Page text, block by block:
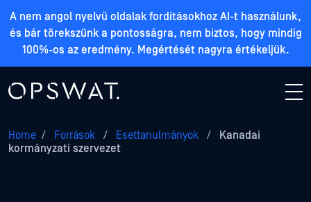
A nem angol nyelvű oldalak fordításokhoz AI-t használunk,
és bár törekszünk a pontosságra, nem biztos, hogy mindig
100%-os az eredmény. Megértését nagyra értékeljük.
Home / Források / Esettanulmányok /
Kanadai
kormányzati szervezet